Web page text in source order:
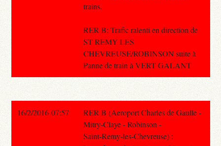
trains.
RER B: Trafic ralenti en direction de
ST REMY LES
CHEVREUSE/ROBINSON suite à
Panne de train à VERT GALANT
16/2/2016 07:57
RER B (Aeroport Charles de Gaulle -
Mitry-Claye - Robinson -
Saint-Remy-les-Chevreuse) :